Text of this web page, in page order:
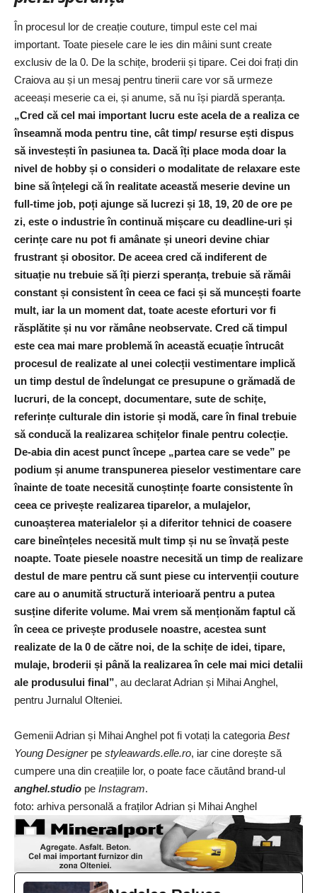
În procesul lor de creație couture, timpul este cel mai
important. Toate piesele care le ies din mâini sunt create
exclusiv de la 0. De la schițe, broderii și tipare. Cei doi frați din
Craiova au și un mesaj pentru tinerii care vor să urmeze
aceeași meserie ca ei, și anume, să nu își piardă speranța.
„Cred că cel mai important lucru este acela de a realiza ce
înseamnă moda pentru tine, cât timp/ resurse ești dispus
să investești în pasiunea ta. Dacă îți place moda doar la
nivel de hobby și o consideri o modalitate de relaxare este
bine să înțelegi că în realitate această meserie devine un
full-time job, poți ajunge să lucrezi și 18, 19, 20 de ore pe
zi, este o industrie în continuă mișcare cu deadline-uri și
cerințe care nu pot fi amânate și uneori devine chiar
frustrant și obositor. De aceea cred că indiferent de
situație nu trebuie să îți pierzi speranța, trebuie să rămâi
constant și consistent în ceea ce faci și să muncești foarte
mult, iar la un moment dat, toate aceste eforturi vor fi
răsplătite și nu vor rămâne neobservate. Cred că timpul
este cea mai mare problemă în această ecuație întrucât
procesul de realizate al unei colecții vestimentare implică
un timp destul de îndelungat ce presupune o grămadă de
lucruri, de la concept, documentare, sute de schițe,
referințe culturale din istorie și modă, care în final trebuie
să conducă la realizarea schițelor finale pentru colecție.
De-abia din acest punct începe „partea care se vede” pe
podium și anume transpunerea pieselor vestimentare care
înainte de toate necesită cunoștințe foarte consistente în
ceea ce privește realizarea tiparelor, a mulajelor,
cunoașterea materialelor și a diferitor tehnici de coasere
care bineînțeles necesită mult timp și nu se învață peste
noapte. Toate piesele noastre necesită un timp de realizare
destul de mare pentru că sunt piese cu intervenții couture
care au o anumită structură interioară pentru a putea
susține diferite volume. Mai vrem să menționăm faptul că
în ceea ce privește produsele noastre, acestea sunt
realizate de la 0 de către noi, de la schițe de idei, tipare,
mulaje, broderii și până la realizarea în cele mai mici detalii
ale produsului final”, au declarat Adrian și Mihai Anghel,
pentru Jurnalul Olteniei.
Gemenii Adrian și Mihai Anghel pot fi votați la categoria Best
Young Designerpe styleawards.elle.ro, iar cine dorește să
cumpere una din creațiile lor, o poate face căutând brand-ul
anghel.studio pe Instagram.
foto: arhiva personală a fraților Adrian și Mihai Anghel